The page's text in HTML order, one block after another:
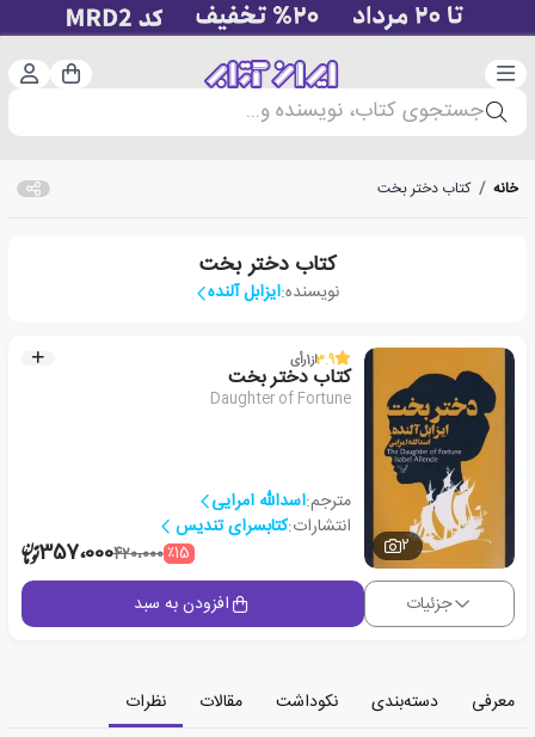
دسته‌بندی سبد
جستجوی کتاب، نویسنده و...
خانه / کتاب دختر بخت
کتاب دختر بخت
نویسنده:ایزابل آلنده
2
3.9از1رأی
کتاب دختر بخت
Daughter of Fortune
مترجم:اسدالله امرایی
انتشارات:کتابسرای تندیس
٪15420،000357،000
جزئیات افزودن به سبد
معرفی دسته‌بندی نکوداشت مقالات
نظرات